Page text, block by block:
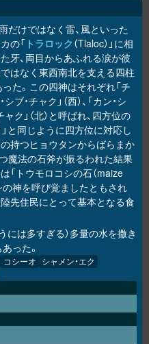
だけではなく雷、風といった
の「 トラロック （Tlaloc）」に相
牙、両目からあふれる涙が彼
はなく東西南北を支える四柱
た。この四神はそれぞれ「チ
シブ・チャク」（西）、「カン・シ
ャク」（北）と呼ばれ、四方位の
」と同じように四方位に対応し
持つヒョウタンからばらまか
魔法の石斧が振るわれた結果
「トウモロコシの石（maize
の神を呼び覚ましたともされ
先住民にとって基本となる食
には多すぎる）多量の水を撒き
った。
コシーオ シャメン・エク